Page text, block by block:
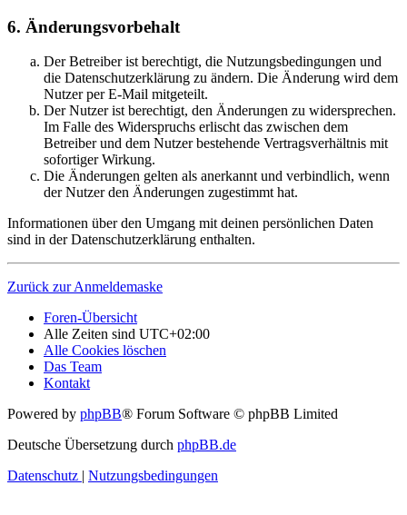
6. Änderungsvorbehalt
Der Betreiber ist berechtigt, die Nutzungsbedingungen und
die Datenschutzerklärung zu ändern. Die Änderung wird dem
Nutzer per E-Mail mitgeteilt.
Der Nutzer ist berechtigt, den Änderungen zu widersprechen.
Im Falle des Widerspruchs erlischt das zwischen dem
Betreiber und dem Nutzer bestehende Vertragsverhältnis mit
sofortiger Wirkung.
Die Änderungen gelten als anerkannt und verbindlich, wenn
der Nutzer den Änderungen zugestimmt hat.
Informationen über den Umgang mit deinen persönlichen Daten
sind in der Datenschutzerklärung enthalten.
Zurück zur Anmeldemaske
Foren-Übersicht
Alle Zeiten sind UTC+02:00
Alle Cookies löschen
Das Team
Kontakt
Powered by phpBB® Forum Software © phpBB Limited
Deutsche Übersetzung durch phpBB.de
Datenschutz | Nutzungsbedingungen